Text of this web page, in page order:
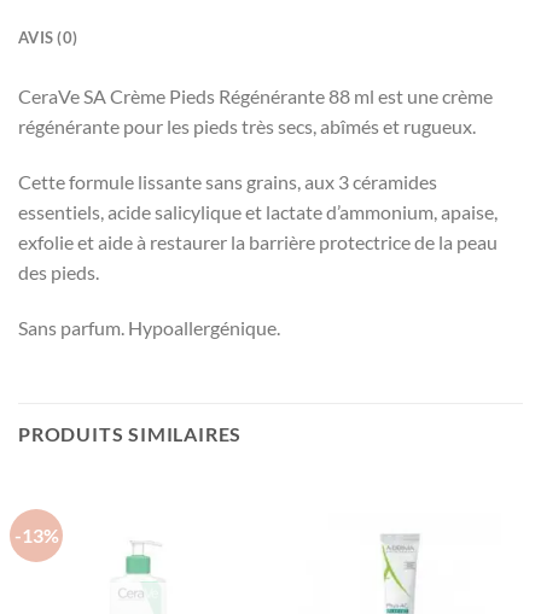
AVIS (0)
CeraVe SA Crème Pieds Régénérante 88 ml est une crème
régénérante pour les pieds très secs, abîmés et rugueux.
Cette formule lissante sans grains, aux 3 céramides
essentiels, acide salicylique et lactate d’ammonium, apaise,
exfolie et aide à restaurer la barrière protectrice de la peau
des pieds.
Sans parfum. Hypoallergénique.
PRODUITS SIMILAIRES
-13%